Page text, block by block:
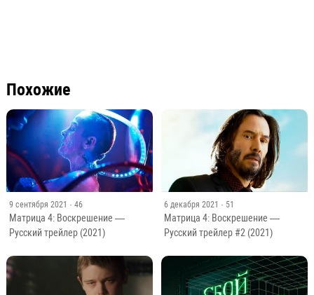
Похожие
9 сентября 2021 · 46
Матрица 4: Воскрешение —
Русский трейлер (2021)
6 декабря 2021 · 51
Матрица 4: Воскрешение —
Русский трейлер #2 (2021)